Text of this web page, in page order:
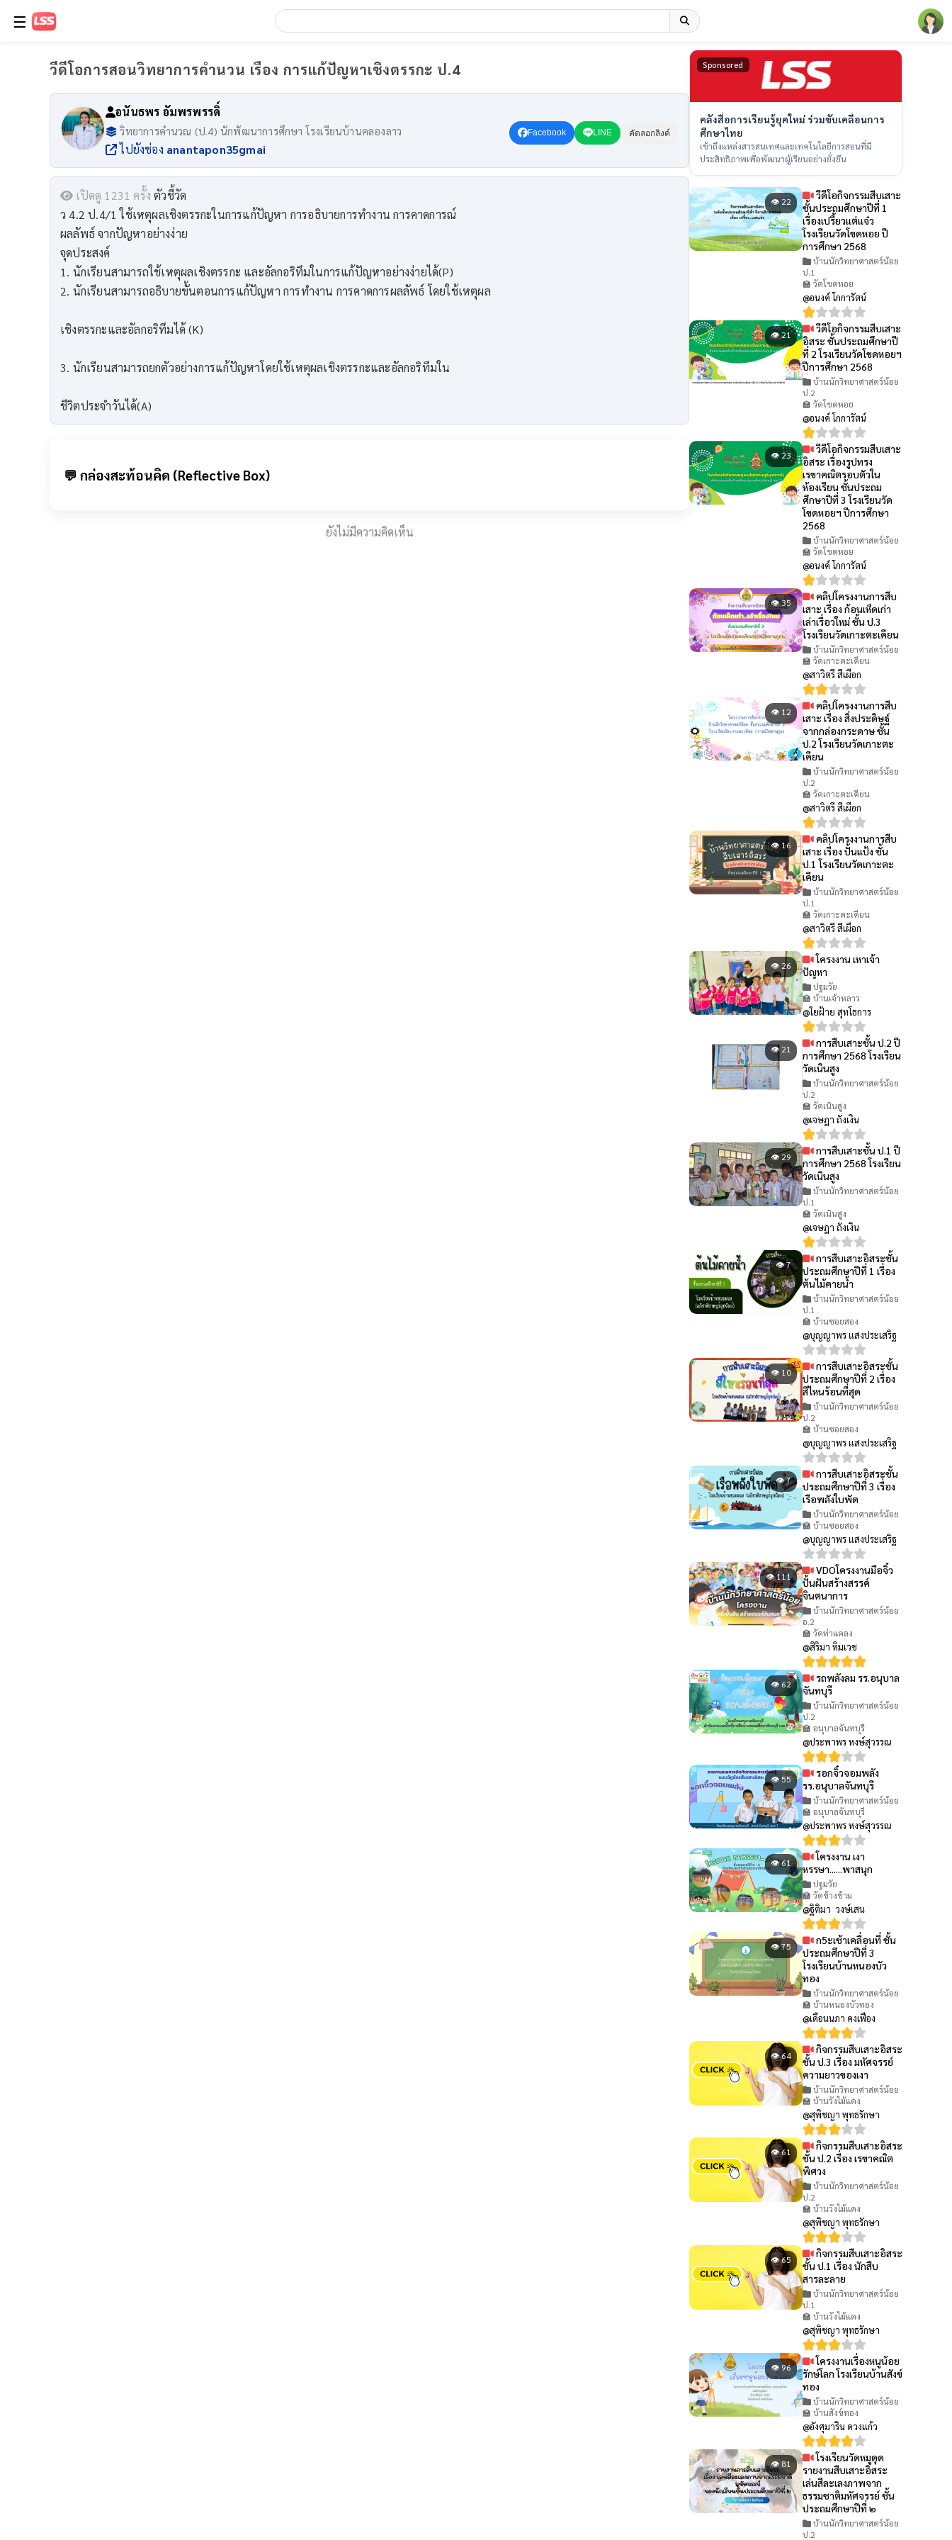
☰
วีดีโอการสอนวิทยาการคำนวน เรือง การแก้ปัญหาเชิงตรรกะ ป.4
อนันธพร อัมพรพรรดิ์
วิทยาการคำนวณ (ป.4) นักพัฒนาการศึกษา โรงเรียนบ้านคลองลาว
ไปยังช่อง anantapon35gmai
Facebook LINE คัดลอกลิงค์
เปิดดู 1231 ครั้ง ตัวชี้วัด
ว 4.2 ป.4/1 ใช้เหตุผลเชิงตรรกะในการแก้ปัญหา การอธิบายการทํางาน การคาดการณ์
ผลลัพธ์ จากปัญหาอย่างง่าย
จุดประสงค์
1. นักเรียนสามารถใช้เหตุผลเชิงตรรกะ และอัลกอริทึมในการแก้ปัญหาอย่างง่ายได้(P)
2. นักเรียนสามารถอธิบายขั้นตอนการแก้ปัญหา การทํางาน การคาดการผลลัพธ์ โดยใช้เหตุผล
เชิงตรรกะและอัลกอริทึมได้ (K)
3. นักเรียนสามารถยกตัวอย่างการแก้ปัญหาโดยใช้เหตุผลเชิงตรรกะและอัลกอริทึมใน
ชีวิตประจําวันได้(A)
💬 กล่องสะท้อนคิด (Reflective Box)
ยังไม่มีความคิดเห็น
Sponsored
คลังสื่อการเรียนรู้ยุคใหม่ ร่วมขับเคลื่อนการ
ศึกษาไทย
เข้าถึงแหล่งสารสนเทศและเทคโนโลยีการสอนที่มี
ประสิทธิภาพเพื่อพัฒนาผู้เรียนอย่างยั่งยืน
👁 22
วีดีโอกิจกรรมสืบเสาะ
ชั้นประถมศึกษาปีที่ 1
เรื่องเปรี้ยวเเต่เเจ๋ว
โรงเรียนวัดโขดหอย ปี
การศึกษา 2568
บ้านนักวิทยาศาสตร์น้อย
ป.1
🏫 วัดโขดหอย
@อนงค์ โกการัตน์
👁 21
วีดีโอกิจกรรมสืบเสาะ
อิสระ ชั้นประถมศึกษาปี
ที่ 2 โรงเรียนวัดโขดหอยฯ
ปีการศึกษา 2568
บ้านนักวิทยาศาสตร์น้อย
ป.2
🏫 วัดโขดหอย
@อนงค์ โกการัตน์
👁 23
วีดีโอกิจกรรมสืบเสาะ
อิสระ เรื่องรูปทรง
เรขาคณิตรอบตัวใน
ห้องเรียน ชั้นประถม
ศึกษาปีที่ 3 โรงเรียนวัด
โขดหอยฯ ปีการศึกษา
2568
บ้านนักวิทยาศาสตร์น้อย
🏫 วัดโขดหอย
@อนงค์ โกการัตน์
👁 35
คลิปโครงงานการสืบ
เสาะ เรื่อง ก้อนเห็ดเก่า
เล่าเรื่อวใหม่ ชั้น ป.3
โรงเรียนวัดเกาะตะเคียน
บ้านนักวิทยาศาสตร์น้อย
🏫 วัดเกาะตะเคียน
@สาวิตรี สีเผือก
👁 12
คลิปโครงงานการสืบ
เสาะ เรื่อง สิ่งประดิษฐ์
จากกล่องกระดาษ ชั้น
ป.2 โรงเรียนวัดเกาะตะ
เคียน
บ้านนักวิทยาศาสตร์น้อย
ป.2
🏫 วัดเกาะตะเคียน
@สาวิตรี สีเผือก
👁 16
คลิปโครงงานการสืบ
เสาะ เรื่อง ปั้นแป้ง ชั้น
ป.1 โรงเรียนวัดเกาะตะ
เคียน
บ้านนักวิทยาศาสตร์น้อย
ป.1
🏫 วัดเกาะตะเคียน
@สาวิตรี สีเผือก
👁 26
โครงงาน เหาเจ้า
ปัญหา
ปฐมวัย
🏫 บ้านเจ้าหลาว
@ใยฝ้าย สุทโธการ
👁 21
การสืบเสาะชั้น ป.2 ปี
การศึกษา 2568 โรงเรียน
วัดเนินสูง
บ้านนักวิทยาศาสตร์น้อย
ป.2
🏫 วัดเนินสูง
@เจษฎา ถังเงิน
👁 29
การสืบเสาะชั้น ป.1 ปี
การศึกษา 2568 โรงเรียน
วัดเนินสูง
บ้านนักวิทยาศาสตร์น้อย
ป.1
🏫 วัดเนินสูง
@เจษฎา ถังเงิน
👁 7
การสืบเสาะอิสระชั้น
ประถมศึกษาปีที่ 1 เรื่อง
ต้นไม้คายน้ำ
บ้านนักวิทยาศาสตร์น้อย
ป.1
🏫 บ้านซอยสอง
@บุญญาพร แสงประเสริฐ
👁 10
การสืบเสาะอิสระชั้น
ประถมศึกษาปีที่ 2 เรื่อง
สีไหนร้อนที่สุด
บ้านนักวิทยาศาสตร์น้อย
ป.2
🏫 บ้านซอยสอง
@บุญญาพร แสงประเสริฐ
👁 7
การสืบเสาะอิสระชั้น
ประถมศึกษาปีที่ 3 เรื่อง
เรือพลังใบพัด
บ้านนักวิทยาศาสตร์น้อย
🏫 บ้านซอยสอง
@บุญญาพร แสงประเสริฐ
👁 111
VDOโครงงานมือจิ๋ว
ปั้นฝันสร้างสรรค์
จินตนาการ
บ้านนักวิทยาศาสตร์น้อย
อ.2
🏫 วัดท่าแคลง
@สิริมา ทิมเวช
👁 62
รถพลังลม รร.อนุบาล
จันทบุรี
บ้านนักวิทยาศาสตร์น้อย
ป.2
🏫 อนุบาลจันทบุรี
@ประพาพร หงษ์สุวรรณ
👁 55
รอกจิ๋วจอมพลัง
รร.อนุบาลจันทบุรี
บ้านนักวิทยาศาสตร์น้อย
🏫 อนุบาลจันทบุรี
@ประพาพร หงษ์สุวรรณ
👁 61
โครงงาน เงา
หรรษา......พาสนุก
ปฐมวัย
🏫 วัดช้างข้าม
@ฐิติมา วงษ์เสน
👁 75
ก5ะเช้าเคลื่อนที่ ชั้น
ประถมศึกษาปีที่ 3
โรงเรียนบ้านหนองบัว
ทอง
บ้านนักวิทยาศาสตร์น้อย
🏫 บ้านหนองบัวทอง
@เดือนนภา คงเฟือง
👁 64
กิจกรรมสืบเสาะอิสระ
ชั้น ป.3 เรื่อง มหัศจรรย์
ความยาวของเงา
บ้านนักวิทยาศาสตร์น้อย
🏫 บ้านวังไม้แดง
@สุพิชญา พุทธรักษา
👁 61
กิจกรรมสืบเสาะอิสระ
ชั้น ป.2 เรื่อง เรขาคณิต
พิศวง
บ้านนักวิทยาศาสตร์น้อย
ป.2
🏫 บ้านวังไม้แดง
@สุพิชญา พุทธรักษา
👁 65
กิจกรรมสืบเสาะอิสระ
ชั้น ป.1 เรื่อง นักสืบ
สารละลาย
บ้านนักวิทยาศาสตร์น้อย
ป.1
🏫 บ้านวังไม้แดง
@สุพิชญา พุทธรักษา
👁 96
โครงงานเรื่องหนูน้อย
รักษ์โลก โรงเรียนบ้านสังข์
ทอง
บ้านนักวิทยาศาสตร์น้อย
🏫 บ้านสังข์ทอง
@อังศุมาริน ดวงแก้ว
👁 81
โรงเรียนวัดหมูดุด
รายงานสืบเสาะอิสระ
เล่นสีละเลงภาพจาก
ธรรมชาติมหัศจรรย์ ชั้น
ประถมศึกษาปีที่ ๒
บ้านนักวิทยาศาสตร์น้อย
ป.2